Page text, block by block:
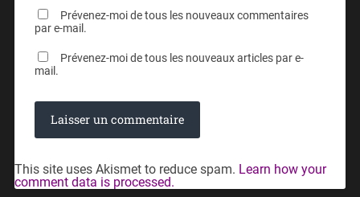
Prévenez-moi de tous les nouveaux commentaires
par e-mail.
Prévenez-moi de tous les nouveaux articles par e-
mail.
This site uses Akismet to reduce spam. Learn how your
comment data is processed.